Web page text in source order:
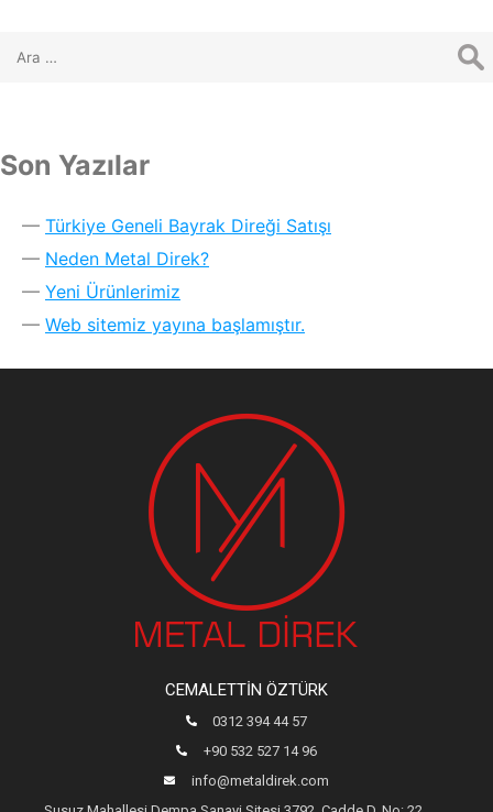
Son Yazılar
Türkiye Geneli Bayrak Direği Satışı
Neden Metal Direk?
Yeni Ürünlerimiz
Web sitemiz yayına başlamıştır.
CEMALETTIN ÖZTÜRK
0312 394 44 57
+90 532 527 14 96
info@metaldirek.com